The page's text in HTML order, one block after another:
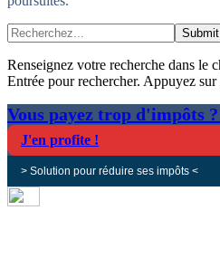
Submit
Renseignez votre recherche dans le
Entrée pour rechercher. Appuyez sur
Vous payez trop d'impôts
J'en profite !
> Solution pour réduire ses impôts <